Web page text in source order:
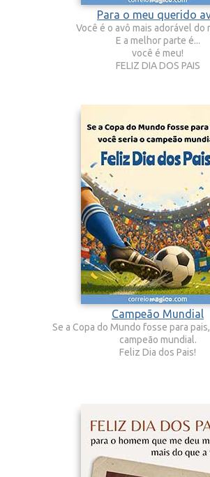
Para o meu querido
Você é o avô mais adorável do
E a melhor parte é...
você é meu!
FELIZ DIA DOS PAIS
Campeão Mundial
Se a Copa do Mundo fosse para
campeão mundial.
Feliz Dia dos Pais!